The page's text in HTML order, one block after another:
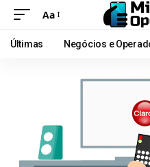
Aa
Últimas Negócios e